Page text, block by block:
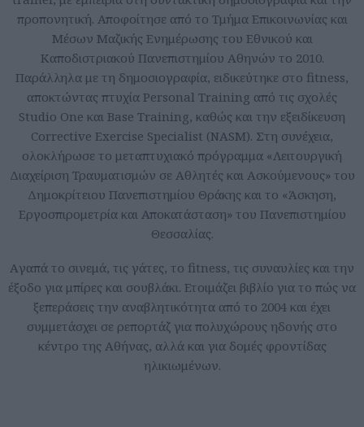
προπονητική. Αποφοίτησε από το Τμήμα Επικοινωνίας και
Μέσων Μαζικής Ενημέρωσης του Εθνικού και
Καποδιστριακού Πανεπιστημίου Αθηνών το 2010.
Παράλληλα με τη δημοσιογραφία, ειδικεύτηκε στο fitness,
αποκτώντας πτυχία Personal Training από τις σχολές
Studio One και Base Training, καθώς και την εξειδίκευση
Corrective Exercise Specialist (NASM). Στη συνέχεια,
ολοκλήρωσε το μεταπτυχιακό πρόγραμμα «Λειτουργική
Διαχείριση Τραυματισμών σε Αθλητές και Ασκούμενους» του
Δημοκρίτειου Πανεπιστημίου Θράκης και το «Άσκηση,
Εργοσπιρομετρία και Αποκατάσταση» του Πανεπιστημίου
Θεσσαλίας.
Aγαπά το σινεμά, τις γάτες, το fitness, τις συναυλίες και την
έξοδο για μπίρες και σουβλάκι. Ετοιμάζει βιβλίο για το πώς να
ξεπεράσεις την αναβλητικότητα από το 2004 και έχει
συμμετάσχει σε ρεπορτάζ για πολυχώρους ηδονής στο
κέντρο της Αθήνας, αλλά και για δομές φροντίδας
ηλικιωμένων.